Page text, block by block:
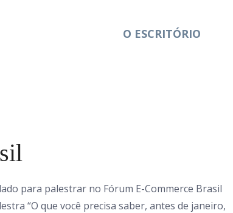
O ESCRITÓRIO
para palestrar no Fórum E-Commerce Brasil
“O que você precisa saber, antes de janeiro,